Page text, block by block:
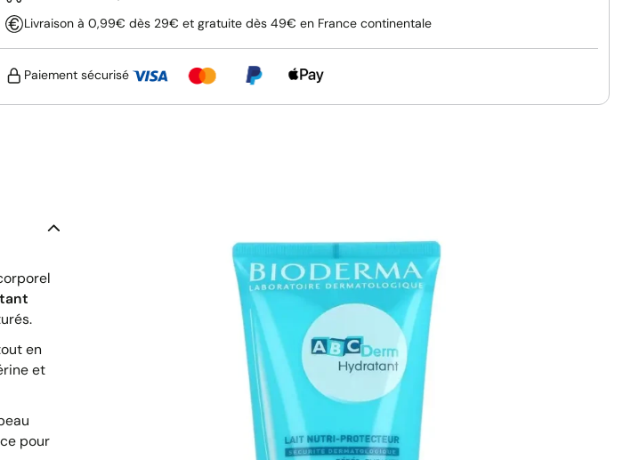
Livraison à 0,99€ dès 29€ et gratuite dès 49€ en France continentale
Paiement sécurisé
en
et
pour